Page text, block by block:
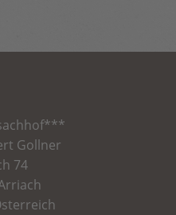
***
Gollner
74